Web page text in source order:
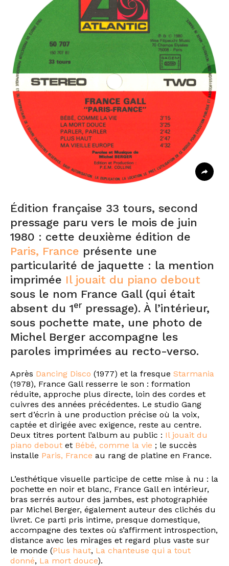
Édition française 33 tours, second
pressage paru vers le mois de juin
1980 : cette deuxième édition de
Paris, France présente une
particularité de jaquette : la mention
imprimée Il jouait du piano debout
sous le nom France Gall (qui était
absent du 1er pressage). À l’intérieur,
sous pochette mate, une photo de
Michel Berger accompagne les
paroles imprimées au recto-verso.
Après Dancing Disco (1977) et la fresque Starmania
(1978), France Gall resserre le son : formation
réduite, approche plus directe, loin des cordes et
cuivres des années précédentes. Le studio Gang
sert d’écrin à une production précise où la voix,
captée et dirigée avec exigence, reste au centre.
Deux titres portent l’album au public : Il jouait du
piano debout et Bébé, comme la vie ; le succès
installe Paris, France au rang de platine en France.
L’esthétique visuelle participe de cette mise à nu : la
pochette en noir et blanc, France Gall en intérieur,
bras serrés autour des jambes, est photographiée
par Michel Berger, également auteur des clichés du
livret. Ce parti pris intime, presque domestique,
accompagne des textes où s’affirment introspection,
distance avec les mirages et regard plus vaste sur
le monde (Plus haut, La chanteuse qui a tout
donné, La mort douce).